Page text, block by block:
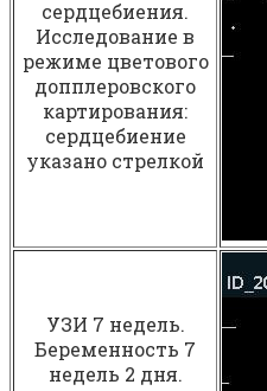
сердцебиения.
Исследование в
режиме цветового
допплеровского
картирования:
сердцебиение
указано стрелкой
УЗИ 7 недель.
Беременность 7
недель 2 дня.